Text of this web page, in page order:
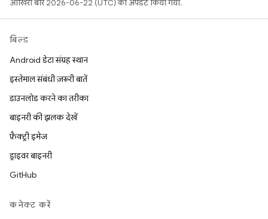
आखिरी बार 2026-06-22 (UTC) को अपडेट किया गया.
बिल्ड
Android डेटा संग्रह स्थान
इस्तेमाल संबंधी ज़रूरी बातें
डाउनलोड करने का तरीका
बाइनरी की झलक देखें
फ़ैक्ट्री इमेज
ड्राइवर बाइनरी
GitHub
कनेक्ट करें